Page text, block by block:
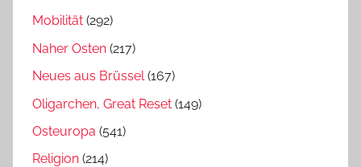
Mobilität (292)
Naher Osten (217)
Neues aus Brüssel(167)
Oligarchen, Great Reset (149)
Osteuropa (541)
Religion (214)